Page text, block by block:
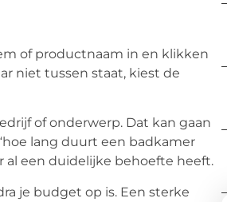
of productnaam in en klikken
niet tussen staat, kiest de
of onderwerp. Dat kan gaan
lang duurt een badkamer
al een duidelijke behoefte heeft.
je budget op is. Een sterke